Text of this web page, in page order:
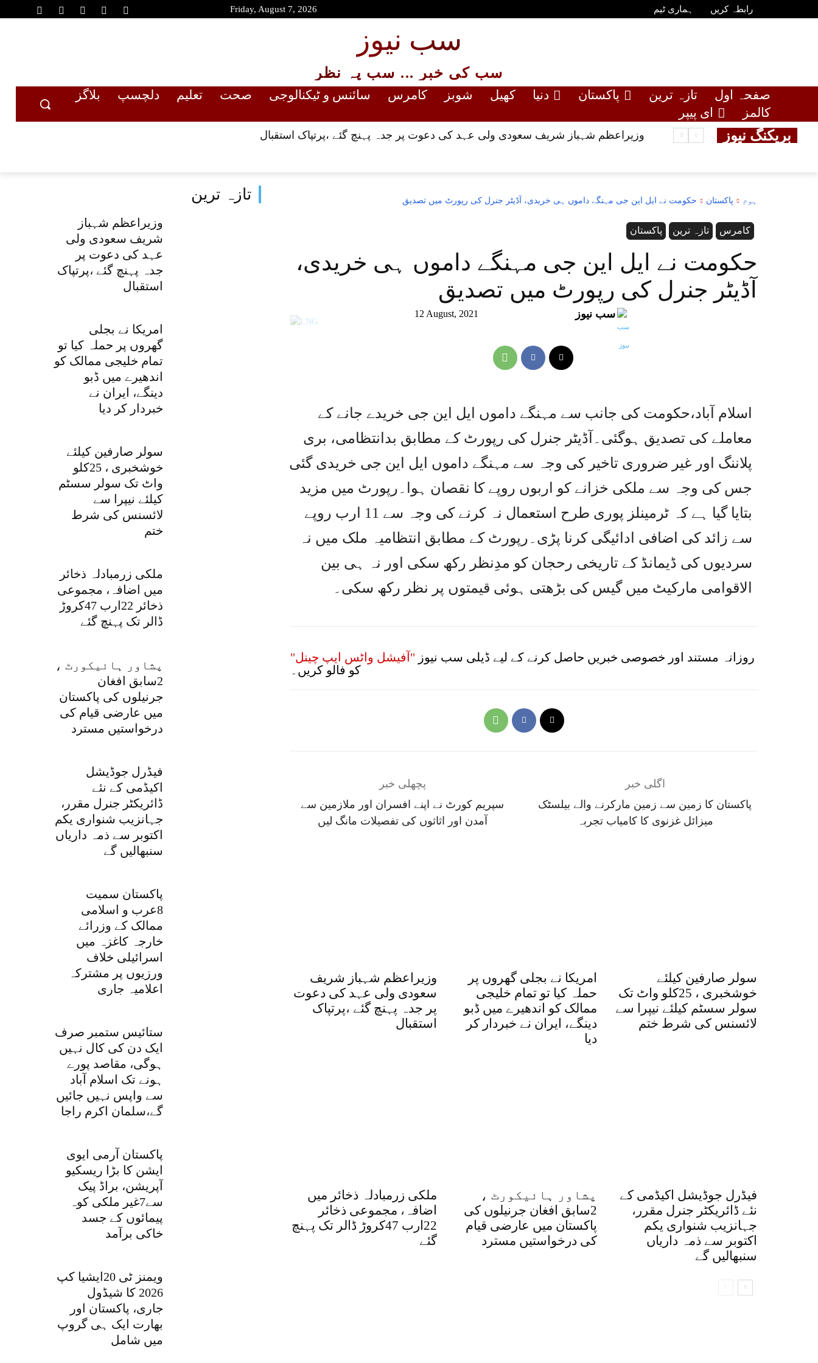
Friday, August 7, 2026 رابطہ کریں ہماری ٹیم
سب نیوز
سب کی خبر ... سب پہ نظر
صفحہ اول تازہ ترین پاکستان دنیا کھیل شوبز کامرس سائنس و ٹیکنالوجی صحت تعلیم دلچسپ
بلاگز
کالمز
ای پیپر
بریکنگ نیوز وزیراعظم شہباز شریف سعودی ولی عہد کی دعوت پر جدہ پہنچ گئے ،پرتپاک استقبال
تازہ ترین
وزیراعظم شہباز
شریف سعودی ولی
عہد کی دعوت پر
جدہ پہنچ گئے ،پرتپاک
استقبال
امریکا نے بجلی
گھروں پر حملہ کیا تو
تمام خلیجی ممالک کو
اندھیرے میں ڈبو
دینگے، ایران نے
خبردار کر دیا
سولر صارفین کیلئے
خوشخبری ، 25کلو
واٹ تک سولر سسٹم
کیلئے نیپرا سے
لائسنس کی شرط
ختم
ملکی زرمبادلہ ذخائر
میں اضافہ، مجموعی
ذخائر 22ارب 47کروڑ
ڈالر تک پہنچ گئے
پشاور ہائیکورٹ ،
2سابق افغان
جرنیلوں کی پاکستان
میں عارضی قیام کی
درخواستیں مسترد
فیڈرل جوڈیشل
اکیڈمی کے نئے
ڈائریکٹر جنرل مقرر،
جہانزیب شنواری یکم
اکتوبر سے ذمہ داریاں
سنبھالیں گے
پاکستان سمیت
8عرب و اسلامی
ممالک کے وزرائے
خارجہ کاغزہ میں
اسرائیلی خلاف
ورزیوں پر مشترکہ
اعلامیہ جاری
ستائیس ستمبر صرف
ایک دن کی کال نہیں
ہوگی، مقاصد پورے
ہونے تک اسلام آباد
سے واپس نہیں جائیں
گے،سلمان اکرم راجا
پاکستان آرمی ایوی
ایشن کا بڑا ریسکیو
آپریشن، براڈ پیک
سے7غیر ملکی کوہ
پیمائوں کے جسد
خاکی برآمد
ویمنز ٹی 20ایشیا کپ
2026 کا شیڈول
جاری، پاکستان اور
بھارت ایک ہی گروپ
میں شامل
ہوم پاکستان حکومت نے ایل این جی مہنگے داموں ہی خریدی، آڈیٹر جنرل کی رپورٹ میں تصدیق
پاکستان تازہ ترین کامرس
حکومت نے ایل این جی مہنگے داموں ہی خریدی،
آڈیٹر جنرل کی رپورٹ میں تصدیق
12 August, 2021 سب نیوز
اسلام آباد،حکومت کی جانب سے مہنگے داموں ایل این جی خریدے جانے کے
معاملے کی تصدیق ہوگئی۔آڈیٹر جنرل کی رپورٹ کے مطابق بدانتظامی، بری
پلاننگ اور غیر ضروری تاخیر کی وجہ سے مہنگے داموں ایل این جی خریدی گئی
جس کی وجہ سے ملکی خزانے کو اربوں روپے کا نقصان ہوا۔رپورٹ میں مزید
بتایا گیا ہے کہ ٹرمینلز پوری طرح استعمال نہ کرنے کی وجہ سے 11 ارب روپے
سے زائد کی اضافی ادائیگی کرنا پڑی۔رپورٹ کے مطابق انتظامیہ ملک میں نہ
سردیوں کی ڈیمانڈ کے تاریخی رحجان کو مدِنظر رکھ سکی اور نہ ہی بین
الاقوامی مارکیٹ میں گیس کی بڑھتی ہوئی قیمتوں پر نظر رکھ سکی۔
روزانہ مستند اور خصوصی خبریں حاصل کرنے کے لیے ڈیلی سب نیوز "آفیشل واٹس ایپ چینل"
کو فالو کریں۔
پچھلی خبر
سپریم کورٹ نے اپنے افسران اور ملازمین سے
آمدن اور اثاثوں کی تفصیلات مانگ لیں
اگلی خبر
پاکستان کا زمین سے زمین مارکرنے والے بیلسٹک
میزائل غزنوی کا کامیاب تجربہ
وزیراعظم شہباز شریف
سعودی ولی عہد کی دعوت
پر جدہ پہنچ گئے ،پرتپاک
استقبال
امریکا نے بجلی گھروں پر
حملہ کیا تو تمام خلیجی
ممالک کو اندھیرے میں ڈبو
دینگے، ایران نے خبردار کر
دیا
سولر صارفین کیلئے
خوشخبری ، 25کلو واٹ تک
سولر سسٹم کیلئے نیپرا سے
لائسنس کی شرط ختم
ملکی زرمبادلہ ذخائر میں
اضافہ، مجموعی ذخائر
22ارب 47کروڑ ڈالر تک پہنچ
گئے
پشاور ہائیکورٹ ،
2سابق افغان جرنیلوں کی
پاکستان میں عارضی قیام
کی درخواستیں مسترد
فیڈرل جوڈیشل اکیڈمی کے
نئے ڈائریکٹر جنرل مقرر،
جہانزیب شنواری یکم
اکتوبر سے ذمہ داریاں
سنبھالیں گے